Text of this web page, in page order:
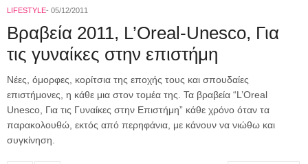
LIFESTYLE 05/12/2011
Βραβεία 2011, L’Oreal-Unesco, Για
τις γυναίκες στην επιστήμη
Nέες, όμορφες, κορίτσια της εποχής τους και σπουδαίες
επιστήμονες, η κάθε μια στον τομέα της. Τα βραβεία “L’Oreal
Unesco, Για τις Γυναίκες στην Επιστήμη” κάθε χρόνο όταν τα
παρακολουθώ, εκτός από περηφάνια, με κάνουν να νιώθω και
συγκίνηση.